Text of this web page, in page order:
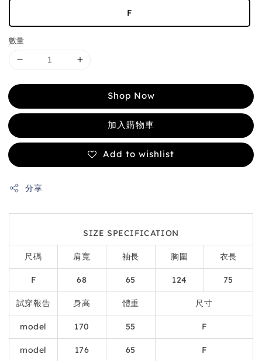
F
數量
Shop Now
加入購物車
Add to wishlist
分享
SIZE SPECIFICATION
尺碼 肩寬 袖長 胸圍 衣長
F 68 65 124 75
試穿報告 身高 體重 尺寸
model 170 55 F
model 176 65 F